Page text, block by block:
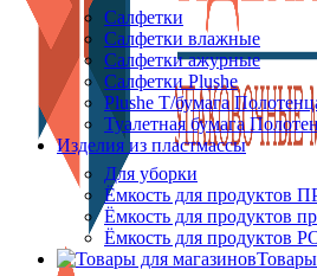
Салфетки
Салфетки влажные
Салфетки ажурные
Салфетки Plushe
Plushe Т/бумага
Туалетная бумага
Изделия из пластмассы
Для уборки
Ёмкость для продуктов
Ёмкость для продуктов
Ёмкость для продуктов